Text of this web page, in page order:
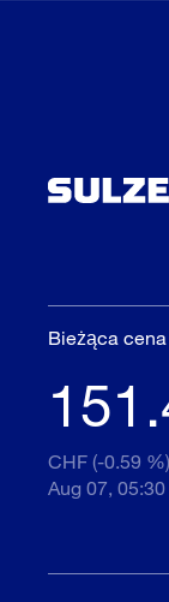
Bieżąca
CHF (-0.59 %)
Aug 07, 05:30